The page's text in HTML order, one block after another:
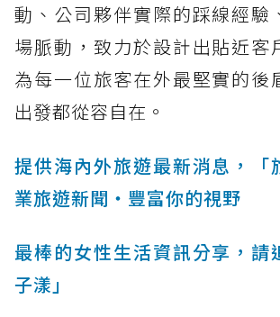
動、公司夥伴實際的踩線經驗
場脈動，致力於設計出貼近客
為每一位旅客在外最堅實的後
出發都從容自在。
提供海內外旅遊最新消息，「
業旅遊新聞‧豐富你的視野
最棒的女性生活資訊分享，請
子漾」